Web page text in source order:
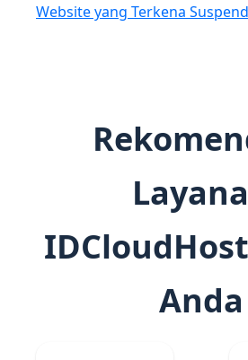
Website yang Terkena Suspend
Anda